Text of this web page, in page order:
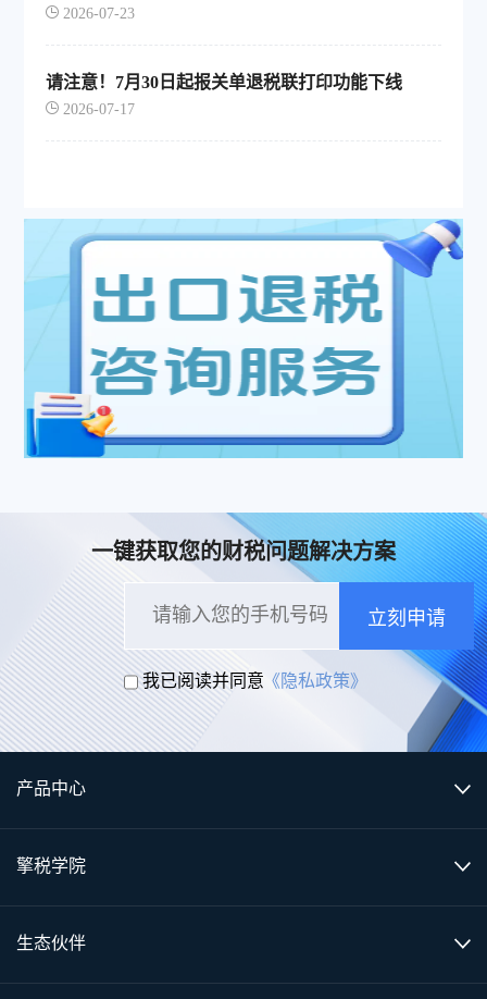
2026-07-23
请注意！7月30日起报关单退税联打印功能下线
2026-07-17
一键获取您的财税问题解决方案
立刻申请
我已阅读并同意 《隐私政策》
产品中心
擎税学院
生态伙伴